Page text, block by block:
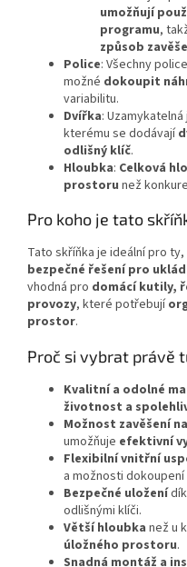
umožňují
programu,
způsob
Police: Všechny
možné dokoupit
variabilitu.
Dvířka:
kterému se dodávají
odlišný klíč.
Hloubka: Celková
prostoru než
Pro koho je tato
Tato skříňka je ideální pro
bezpečné řešení pro
vhodná pro domácí kutily,
provozy, které potřebují
prostor.
Proč si vybrat právě
Kvalitní a odolné
životnost a
Možnost zavěšení
umožňuje efektivní
Flexibilní vnitřní
a možnosti
Bezpečné uložení
odlišnými klíči.
Větší hloubka než u
úložného prostoru.
Snadná montáž a